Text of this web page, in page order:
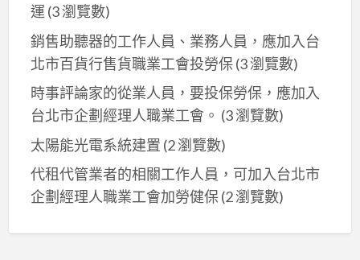
運 (3 瀏覽數)
銷售助聽器的工作人員、業務人員，應加入台
北市百貨行售貨職業工會投勞保(3 瀏覽數)
時事評論家的從業人員，要投保勞保，應加入
台北市企劃經理人職業工會。 (3 瀏覽數)
太陽能光電系統建置 (2 瀏覽數)
代租代管業者的相關工作人員，可加入台北市
企劃經理人職業工會加勞健保(2 瀏覽數)